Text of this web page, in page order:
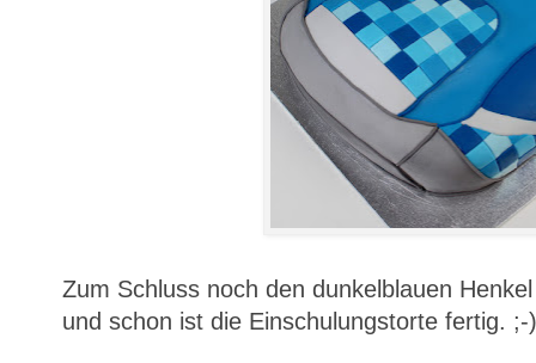
Zum Schluss noch den dunkelblauen
und schon ist die Einschulungstorte fertig. ;-)